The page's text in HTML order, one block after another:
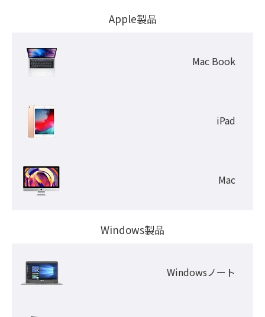
Apple製品
Mac Book
iPad
Mac
Windows製品
Windowsノート